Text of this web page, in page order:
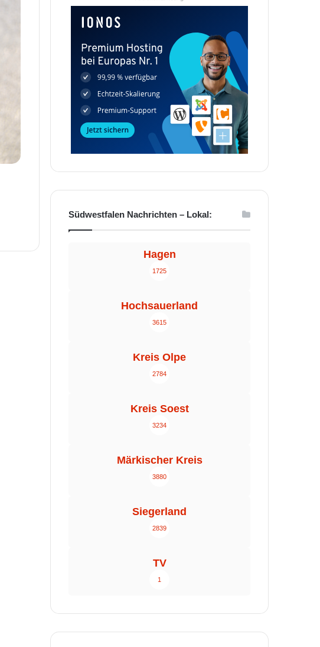
Südwestfalen Nachrichten – Lokal:
Hagen
1725
Hochsauerland
3615
Kreis Olpe
2784
Kreis Soest
3234
Märkischer Kreis
3880
Siegerland
2839
TV
1